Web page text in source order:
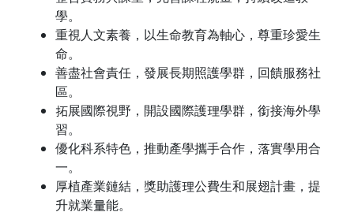
學。
重視人文素養，以生命教育為軸心，尊重珍愛生
命。
善盡社會責任，發展長期照護學群，回饋服務社
區。
拓展國際視野，開設國際護理學群，銜接海外學
習。
優化科系特色，推動產學攜手合作，落實學用合
一。
厚植產業鏈結，獎助護理公費生和展翅計畫，提
升就業量能。